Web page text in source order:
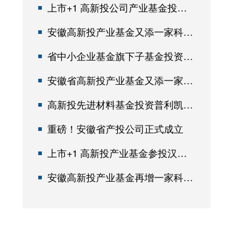
上市+1 高新投公司产业基金投资企业登陆港交所
安徽高新投产业基金又添一家科创板过会企业
省中小企业基金旗下子基金投资企业安徽爱视睿完成近亿元融资
安徽省高新投产业基金又添一家科创板过会企业
高新投先进材料基金投资普利凯项目成功落地淮北开工
重磅！安徽省产投公司正式成立
上市+1 高新投产业基金参投汉邦科技登陆科创板
安徽高新投产业基金再增一家科创板过会企业